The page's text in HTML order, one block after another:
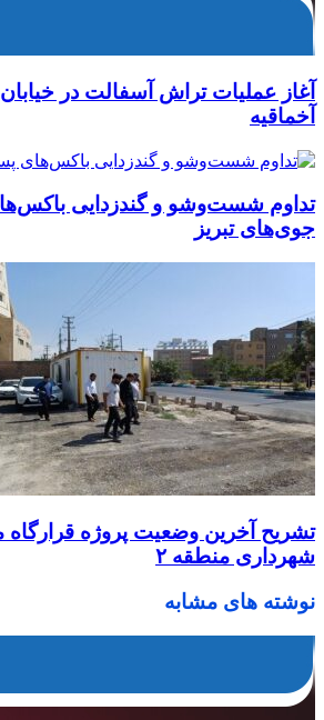
آغاز عملیات تراش آسفالت در
آخماقیه
تداوم شست‌وشو و گندزدایی
جوی‌های تبریز
شهرداری منطقه ۲
نوشته های مشابه